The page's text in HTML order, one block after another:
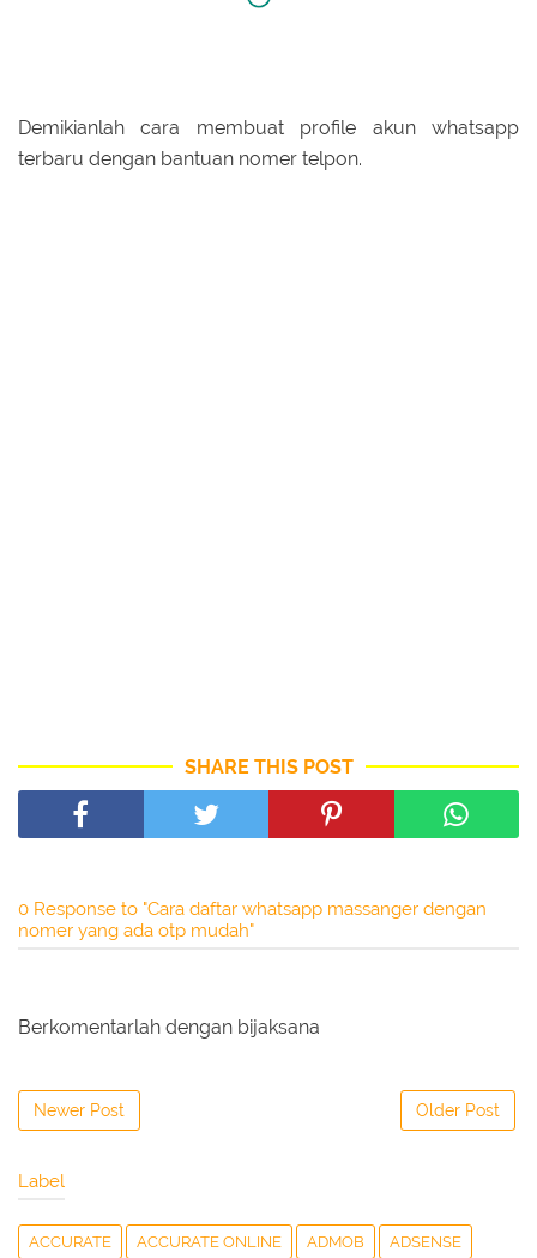
Demikianlah cara membuat profile akun whatsapp
terbaru dengan bantuan nomer telpon.
SHARE THIS POST
0 Response to "Cara daftar whatsapp massanger dengan
nomer yang ada otp mudah"
Berkomentarlah dengan bijaksana
Newer Post Older Post
Label
ACCURATE ACCURATE ONLINE ADMOB ADSENSE